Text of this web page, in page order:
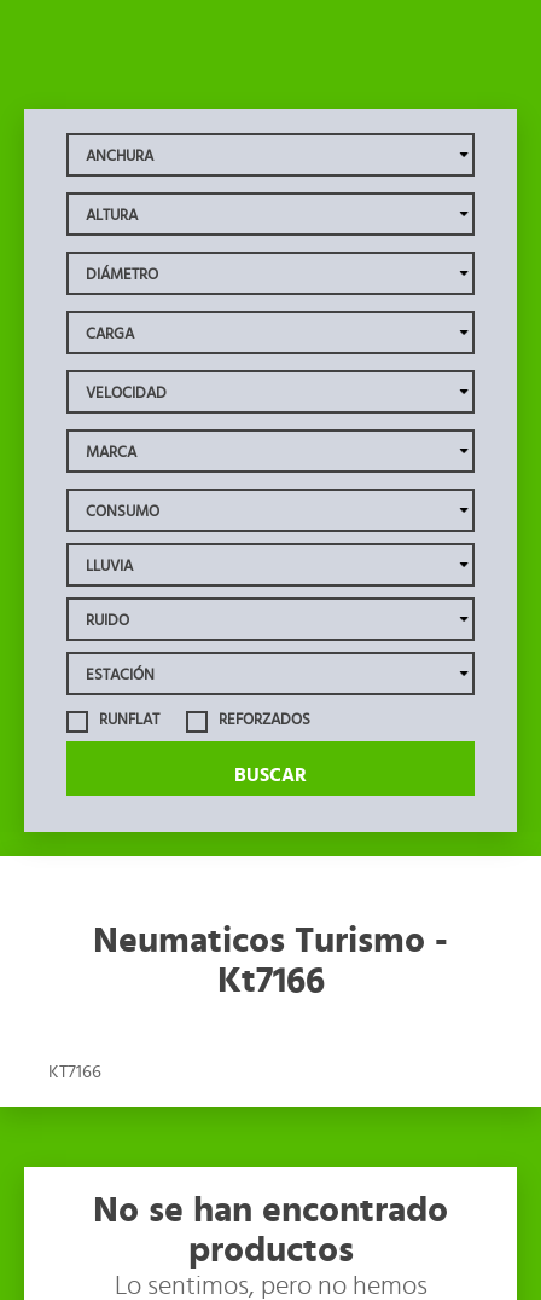
RUNFLAT REFORZADOS
BUSCAR
Neumaticos Turismo -
Kt7166
KT7166
No se han encontrado
productos
Lo sentimos, pero no hemos